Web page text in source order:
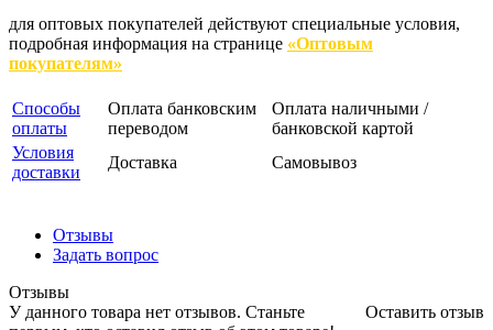
для оптовых покупателей действуют специальные условия,
подробная информация на странице «Оптовым
покупателям»
Способы
оплаты
Оплата банковским
переводом
Оплата наличными /
банковской картой
Условия
доставки
Доставка Самовывоз
Отзывы
Задать вопрос
Отзывы
Оставить отзыв
У данного товара нет отзывов. Станьте